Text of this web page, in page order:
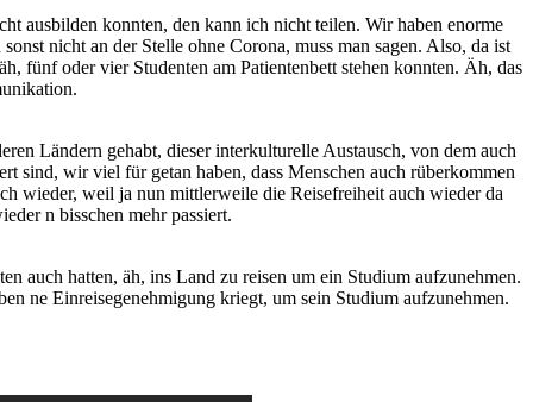
ausbilden konnten, den kann ich nicht teilen. Wir haben enorme
nicht an der Stelle ohne Corona, muss man sagen. Also, da ist
fünf oder vier Studenten am Patientenbett stehen konnten. Äh, das
Ländern gehabt, dieser interkulturelle Austausch, von dem auch
sind, wir viel für getan haben, dass Menschen auch rüberkommen
wieder, weil ja nun mittlerweile die Reisefreiheit auch wieder da
n bisschen mehr passiert.
auch hatten, äh, ins Land zu reisen um ein Studium aufzunehmen.
ne Einreisegenehmigung kriegt, um sein Studium aufzunehmen.